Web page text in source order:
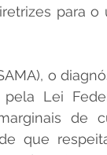
para
o
Lei
de
que